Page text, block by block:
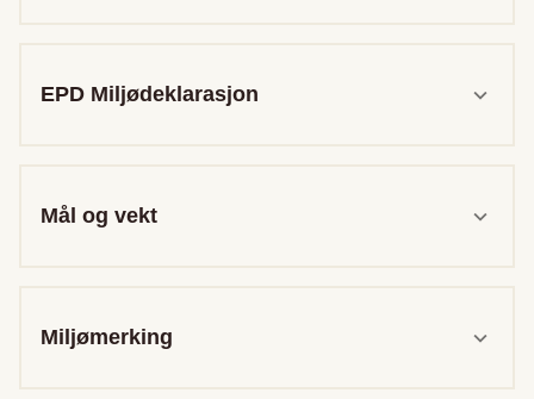
EPD Miljødeklarasjon
Mål og vekt
Miljømerking